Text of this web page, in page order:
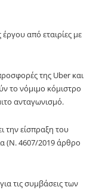
από εταιρίες με
της Uber και
το νόμιμο κόμιστρο
ανταγωνισμό.
την είσπραξη του
(Ν. 4607/2019 άρθρο
τις συμβάσεις των